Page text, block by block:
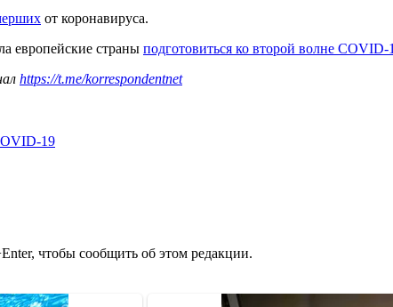
от коронавируса.
европейские страны подготовиться ко второй волне COVID-
https://t.me/korrespondentnet
19
чтобы сообщить об этом редакции.